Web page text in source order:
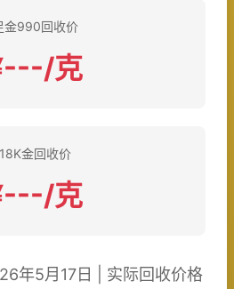
金990回收价
克
18K金回收价
克
年5月17日 | 实际回收价格